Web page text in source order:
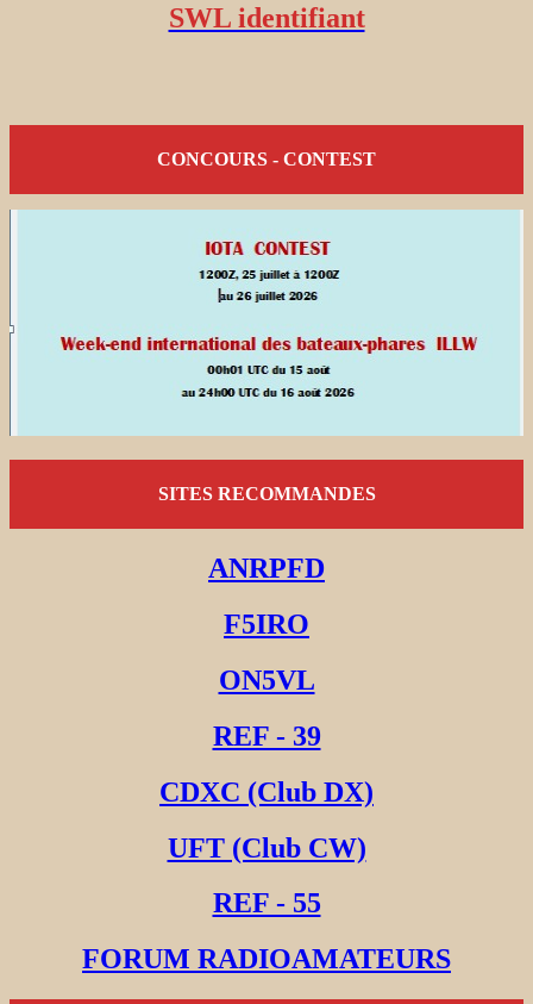
SWL identifiant
CONCOURS - CONTEST
SITES RECOMMANDES
ANRPFD
F5IRO
ON5VL
REF - 39
CDXC (Club DX)
UFT (Club CW)
REF - 55
FORUM RADIOAMATEURS